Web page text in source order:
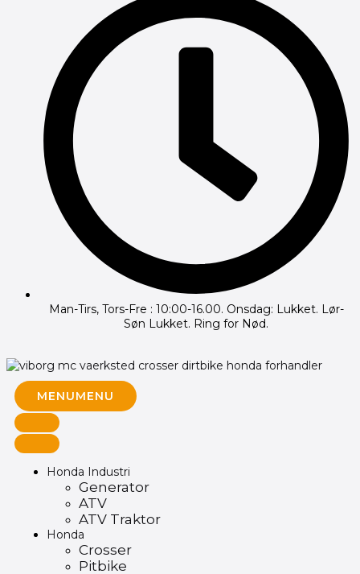
Man-Tirs, Tors-Fre : 10:00-16.00. Onsdag: Lukket. Lør-
Søn Lukket. Ring for Nød.
MENUMENU
Honda Industri
Generator
ATV
ATV Traktor
Honda
Crosser
Pitbike